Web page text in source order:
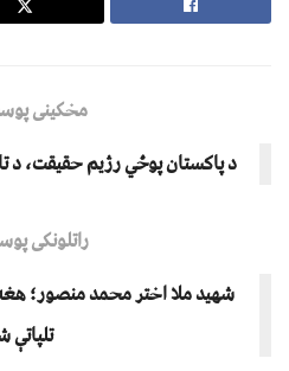
مخکینی
د پاکستان پوځي رژیم حقیقت، د
راتلونکی
شهید ملا اختر محمد منصور؛
تلپاتې